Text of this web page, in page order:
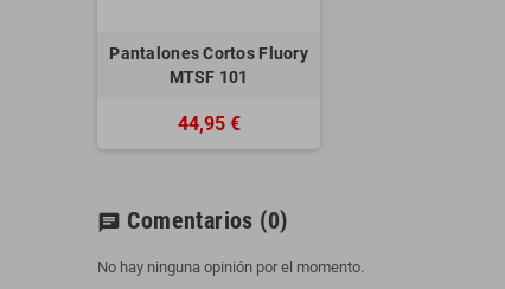
Pantalones Cortos Fluory
MTSF 101
44,95 €
chat Comentarios (0)
No hay ninguna opinión por el momento.